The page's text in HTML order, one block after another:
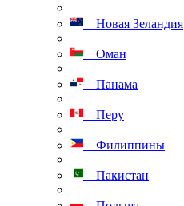
Новая Зеландия
Оман
Панама
Перу
Филиппины
Пакистан